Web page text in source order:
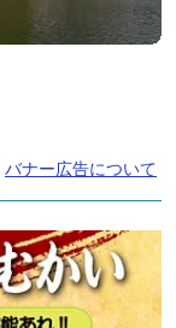
バナー広告について